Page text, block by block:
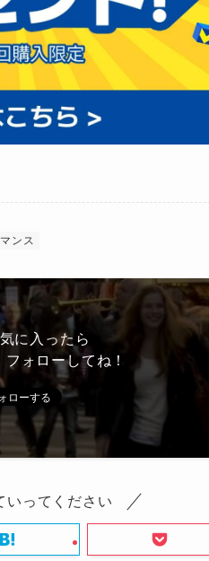
ンス
に入ったら
ォローしてね！
いってください